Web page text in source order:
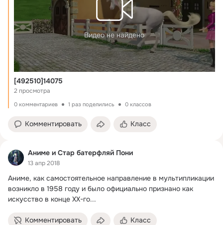
Видео не найдено
[492510]14075
2 просмотра
0 комментариев 1 раз поделились 0 классов
Комментировать Класс
Аниме и Стар батерфляй Пони
13 апр 2018
Аниме, как самостоятельное направление в мультипликации
возникло в 1958 году и было официально признано как
искусство в конце XX-го...
Комментировать Класс